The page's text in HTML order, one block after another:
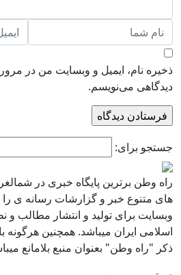
ذخیره نام، ایمیل و وبسایت من در
دیدگاهی می‌نویسم.
جستجو برای:
راه وطن برترین پایگاه خبری در
های متنوع خبر و گزارشات رسانه ی
وبسایت برای تولید و انتشار مطالب و
اسلامی ایران میباشد. همچنین هرگونه
ذکر "راه وطن" بعنوان منبع بلامانع